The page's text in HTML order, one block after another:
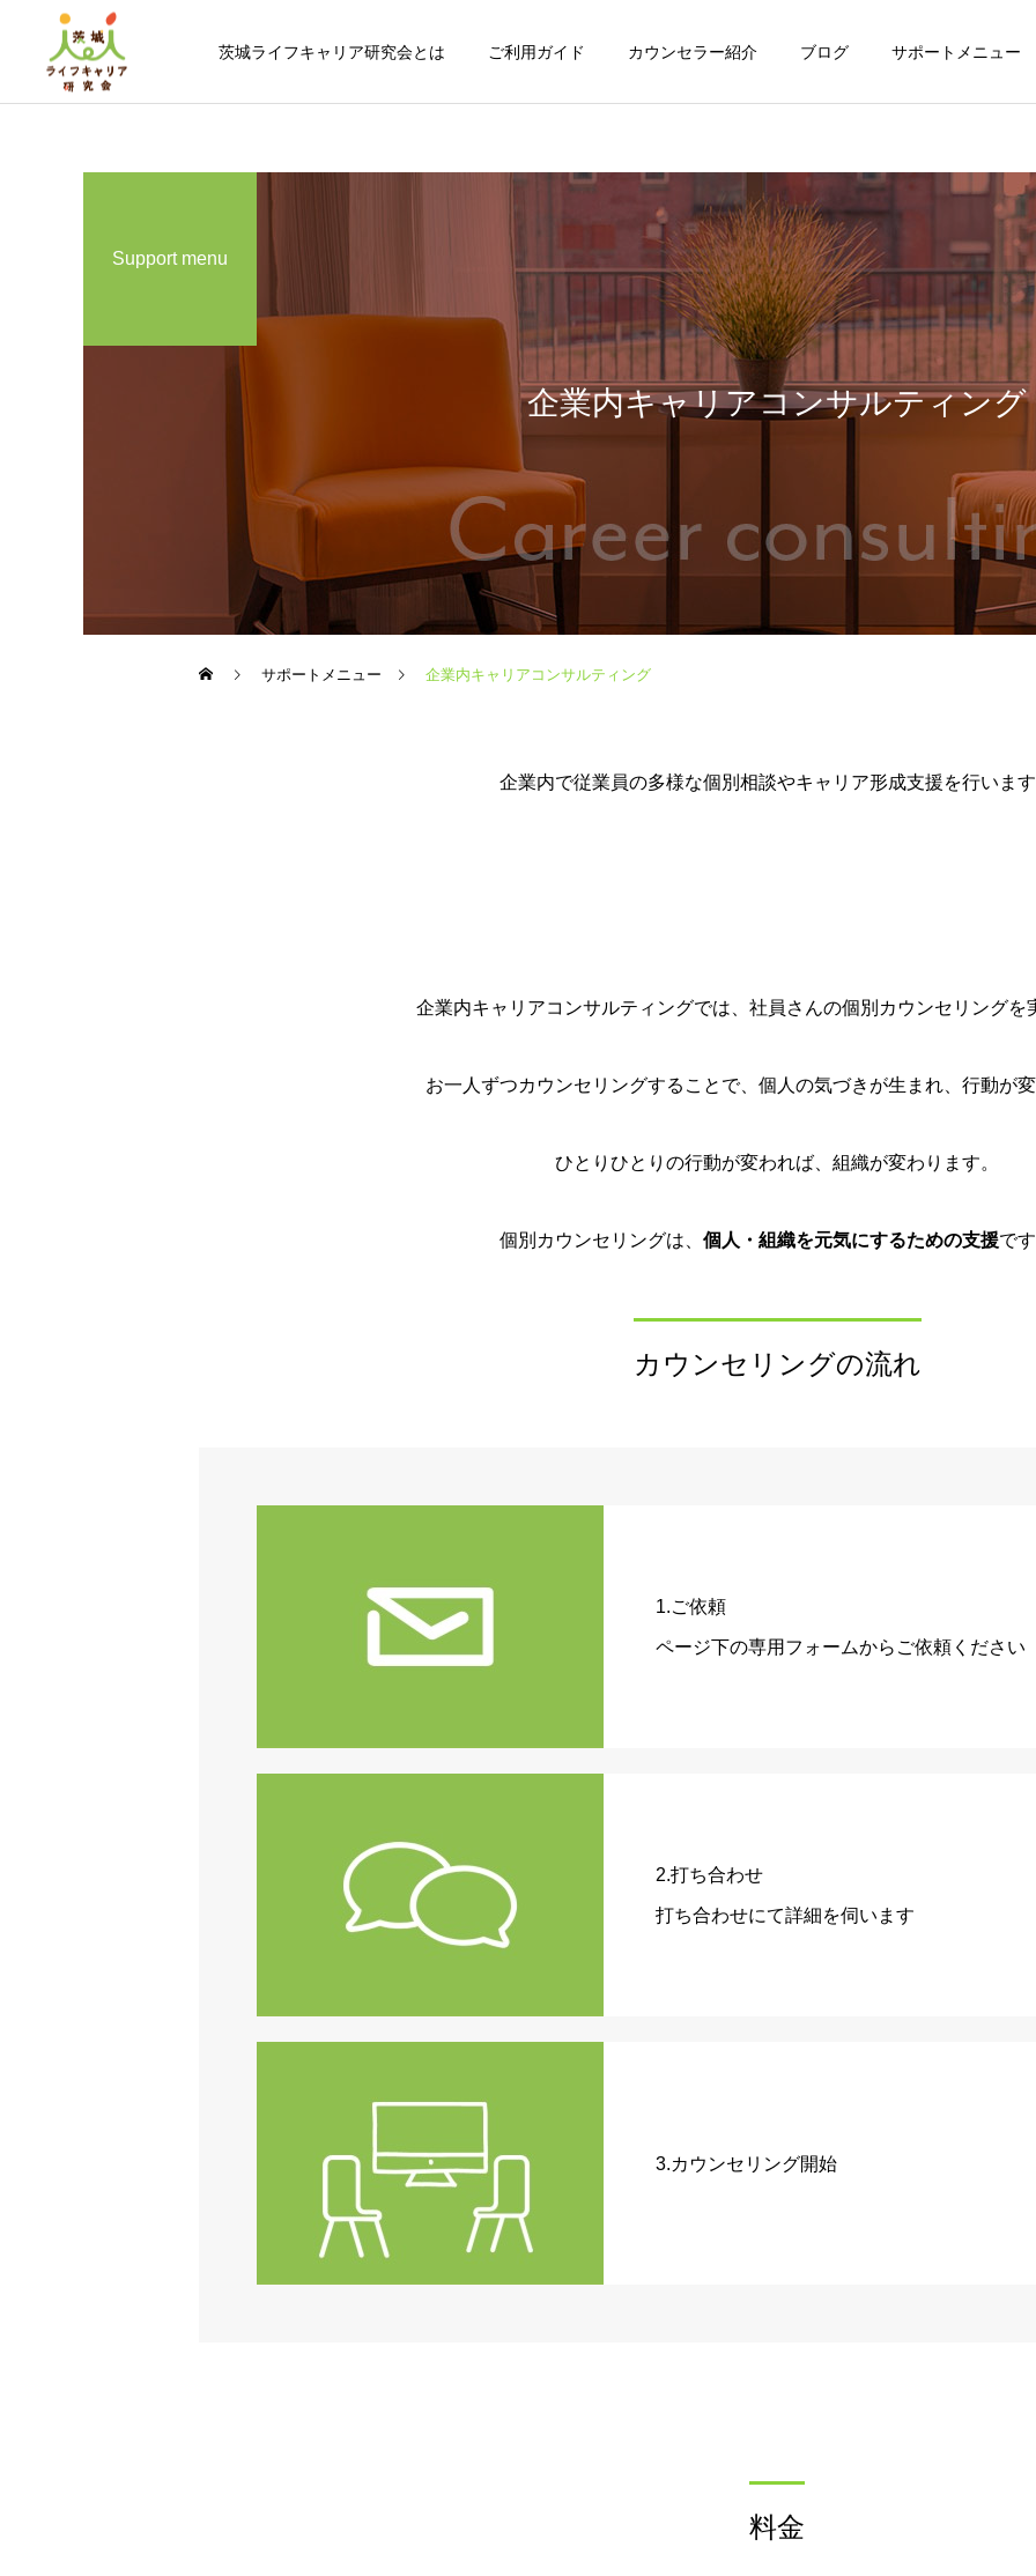
茨城ライフキャリア研究会とは ご利用ガイド カウンセラー紹介 ブログ サポートメニュー
企業内キャリアコンサルティング
Support menu
サポートメニュー 企業内キャリアコンサルティング
企業内で従業員の多様な個別相談やキャリア形成支援を行いま
企業内キャリアコンサルティングでは、社員さんの個別カウンセリングを
お一人ずつカウンセリングすることで、個人の気づきが生まれ、行動が
ひとりひとりの行動が変われば、組織が変わります。
個別カウンセリングは、 個人・組織を元気にするための支援で
カウンセリングの流れ
1.ご依頼
ページ下の専用フォームからご依頼ください
2.打ち合わせ
打ち合わせにて詳細を伺います
3.カウンセリング開始
料金